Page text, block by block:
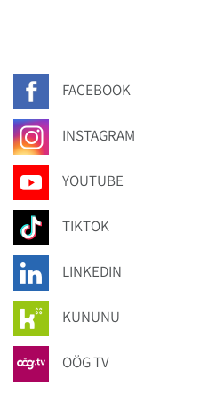
FACEBOOK
INSTAGRAM
YOUTUBE
TIKTOK
LINKEDIN
KUNUNU
OÖG TV